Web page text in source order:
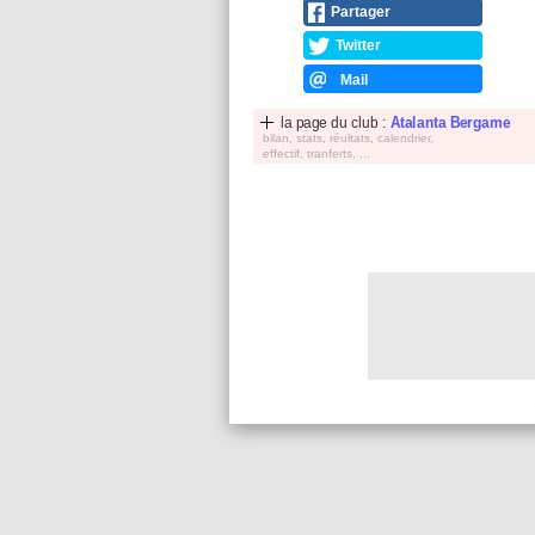
Partager
Twitter
Mail
la page du club : Atalanta Bergame
bilan, stats, réultats, calendrier,
effectif, tranferts, ...